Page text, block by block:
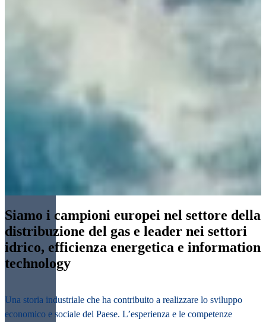
Siamo i campioni europei nel settore della
distribuzione del gas e leader nei settori
idrico, efficienza energetica e information
technology
Una storia industriale che ha contribuito a realizzare lo sviluppo
economico e sociale del Paese. L’esperienza e le competenze